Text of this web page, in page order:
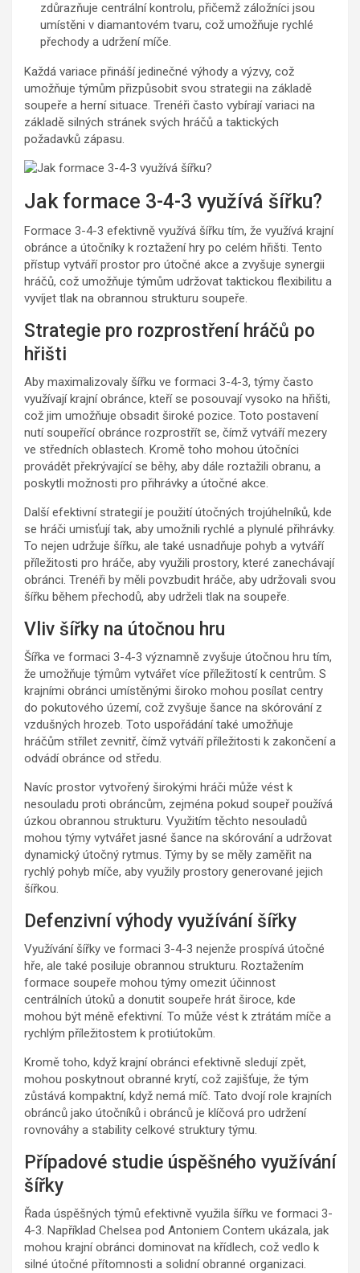
zdůrazňuje centrální kontrolu, přičemž záložníci jsou
umístěni v diamantovém tvaru, což umožňuje rychlé
přechody a udržení míče.
Každá variace přináší jedinečné výhody a výzvy, což
umožňuje týmům přizpůsobit svou strategii na základě
soupeře a herní situace. Trenéři často vybírají variaci na
základě silných stránek svých hráčů a taktických
požadavků zápasu.
Jak formace 3-4-3 využívá šířku?
Formace 3-4-3 efektivně využívá šířku tím, že využívá krajní
obránce a útočníky k roztažení hry po celém hřišti. Tento
přístup vytváří prostor pro útočné akce a zvyšuje synergii
hráčů, což umožňuje týmům udržovat taktickou flexibilitu a
vyvíjet tlak na obrannou strukturu soupeře.
Strategie pro rozprostření hráčů po
hřišti
Aby maximalizovaly šířku ve formaci 3-4-3, týmy často
využívají krajní obránce, kteří se posouvají vysoko na hřišti,
což jim umožňuje obsadit široké pozice. Toto postavení
nutí soupeřící obránce rozprostřít se, čímž vytváří mezery
ve středních oblastech. Kromě toho mohou útočníci
provádět překrývající se běhy, aby dále roztažili obranu, a
poskytli možnosti pro přihrávky a útočné akce.
Další efektivní strategií je použití útočných trojúhelníků, kde
se hráči umisťují tak, aby umožnili rychlé a plynulé přihrávky.
To nejen udržuje šířku, ale také usnadňuje pohyb a vytváří
příležitosti pro hráče, aby využili prostory, které zanechávají
obránci. Trenéři by měli povzbudit hráče, aby udržovali svou
šířku během přechodů, aby udrželi tlak na soupeře.
Vliv šířky na útočnou hru
Šířka ve formaci 3-4-3 významně zvyšuje útočnou hru tím,
že umožňuje týmům vytvářet více příležitostí k centrům. S
krajními obránci umístěnými široko mohou posílat centry
do pokutového území, což zvyšuje šance na skórování z
vzdušných hrozeb. Toto uspořádání také umožňuje
hráčům střílet zevnitř, čímž vytváří příležitosti k zakončení a
odvádí obránce od středu.
Navíc prostor vytvořený širokými hráči může vést k
nesouladu proti obráncům, zejména pokud soupeř používá
úzkou obrannou strukturu. Využitím těchto nesouladů
mohou týmy vytvářet jasné šance na skórování a udržovat
dynamický útočný rytmus. Týmy by se měly zaměřit na
rychlý pohyb míče, aby využily prostory generované jejich
šířkou.
Defenzivní výhody využívání šířky
Využívání šířky ve formaci 3-4-3 nejenže prospívá útočné
hře, ale také posiluje obrannou strukturu. Roztažením
formace soupeře mohou týmy omezit účinnost
centrálních útoků a donutit soupeře hrát široce, kde
mohou být méně efektivní. To může vést k ztrátám míče a
rychlým příležitostem k protiútokům.
Kromě toho, když krajní obránci efektivně sledují zpět,
mohou poskytnout obranné krytí, což zajišťuje, že tým
zůstává kompaktní, když nemá míč. Tato dvojí role krajních
obránců jako útočníků i obránců je klíčová pro udržení
rovnováhy a stability celkové struktury týmu.
Případové studie úspěšného využívání
šířky
Řada úspěšných týmů efektivně využila šířku ve formaci 3-
4-3. Například Chelsea pod Antoniem Contem ukázala, jak
mohou krajní obránci dominovat na křídlech, což vedlo k
silné útočné přítomnosti a solidní obranné organizaci.